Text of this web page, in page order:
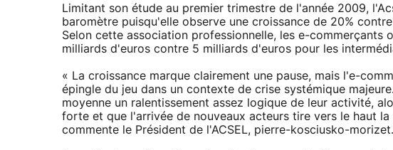
Limitant son étude au premier trimestre de l'année 2009,
baromètre puisqu'elle observe une croissance de 20%
Selon cette association professionnelle, les e-commerçants
milliards d'euros contre 5 milliards d'euros pour les
« La croissance marque clairement une pause, mais l'e-
épingle du jeu dans un contexte de crise systémique
moyenne un ralentissement assez logique de leur activité,
forte et que l'arrivée de nouveaux acteurs tire vers le haut
commente le Président de l'ACSEL, pierre-kosciusko-morizet.